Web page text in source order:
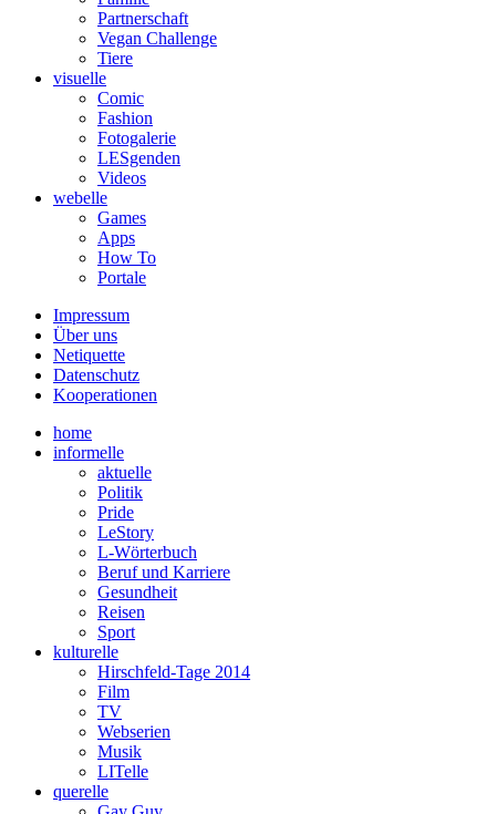
Partnerschaft
Vegan Challenge
Tiere
visuelle
Comic
Fashion
Fotogalerie
LESgenden
Videos
webelle
Games
Apps
How To
Portale
Impressum
Über uns
Netiquette
Datenschutz
Kooperationen
home
informelle
aktuelle
Politik
Pride
LeStory
L-Wörterbuch
Beruf und Karriere
Gesundheit
Reisen
Sport
kulturelle
Hirschfeld-Tage 2014
Film
TV
Webserien
Musik
LITelle
querelle